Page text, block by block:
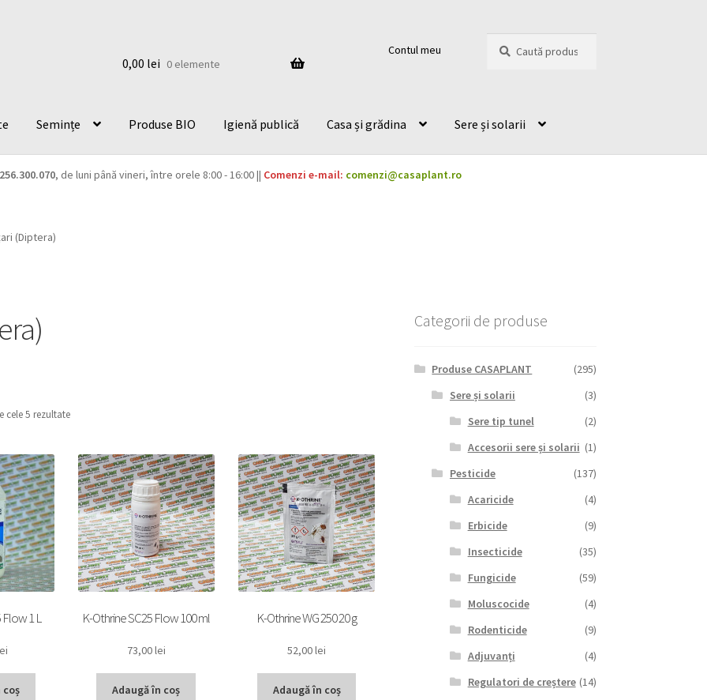
0,00 lei 0 elemente
Contul meu
după:
Semințe Produse BIO Igienă publică Casa și grădina Sere și solarii
, de luni până vineri, între orele 8:00 - 16:00 || Comenzi e-mail: comenzi@casaplant.ro
(Diptera)
cele 5 rezultate
Flow 1 L
coș
K-Othrine SC25 Flow 100 ml
73,00lei
Adaugă în coș
K-Othrine WG 250 20 g
52,00lei
Adaugă în coș
Categorii de produse
Produse CASAPLANT
(295)
Sere și solarii
(3)
Sere tip tunel
(2)
Accesorii sere și solarii (1)
Pesticide
(137)
Acaricide
(4)
Erbicide
(9)
Insecticide
(35)
Fungicide
(59)
Moluscocide
(4)
Rodenticide
(9)
Adjuvanți
(4)
Regulatori de creștere (14)